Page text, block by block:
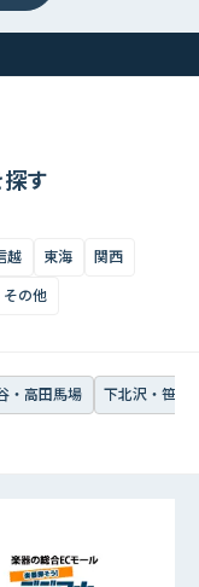
す
越 東海
関西
その他
・高田馬場 下北沢・笹塚